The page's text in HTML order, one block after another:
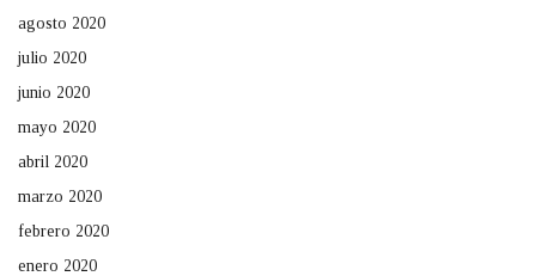
agosto 2020
julio 2020
junio 2020
mayo 2020
abril 2020
marzo 2020
febrero 2020
enero 2020